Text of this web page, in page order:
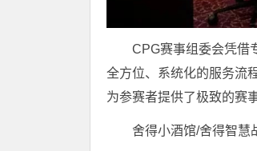
CPG赛事组委会凭借
全方位、系统化的服务流
为参赛者提供了极致的赛
舍得小酒馆/舍得智慧